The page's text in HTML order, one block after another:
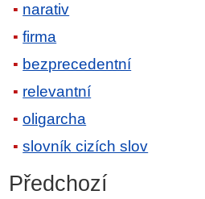
narativ
firma
bezprecedentní
relevantní
oligarcha
slovník cizích slov
Předchozí